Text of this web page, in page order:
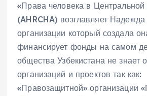
«Права человека в Центральной
(AHRCHA) возглавляет
организации который создала
финансирует фонды на самом
общества Узбекистана не знает
организаций и проектов так как:
«Правозащитной» организации